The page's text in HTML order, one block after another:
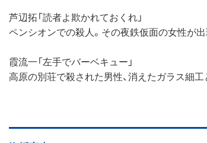
芦辺拓「読者よ欺かれておくれ」
ペンシオンでの殺人。その夜鉄仮面の女性が出
霞流一「左手でバーベキュー」
高原の別荘で殺された男性、消えたガラス細工